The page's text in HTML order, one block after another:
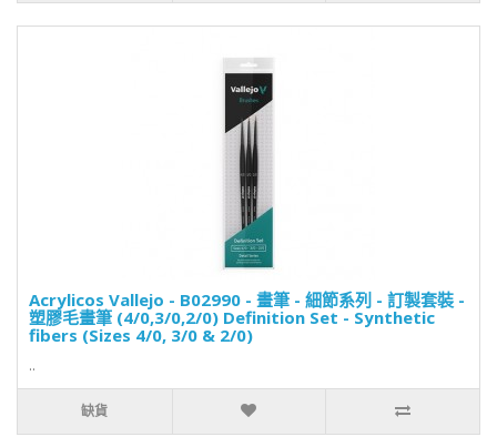
Acrylicos Vallejo - B02990 - 畫筆 - 細節系列 - 訂製套裝 -
塑膠毛畫筆 (4/0,3/0,2/0) Definition Set - Synthetic
fibers (Sizes 4/0, 3/0 & 2/0)
..
缺貨